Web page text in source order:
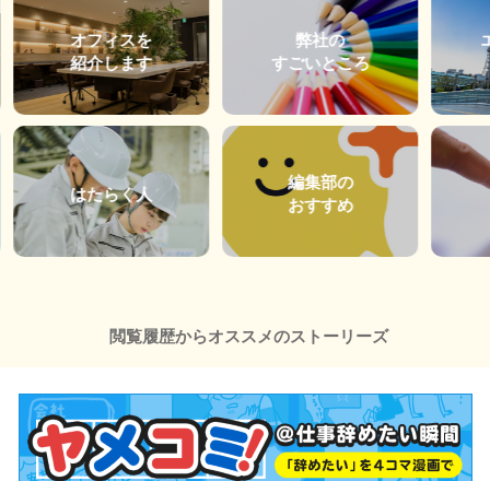
オフィスを
紹介します
はたらく人
弊社の
すごいところ
編集部の
おすすめ
閲覧履歴からオススメのストーリーズ